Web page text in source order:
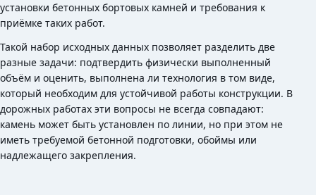
установки бетонных бортовых камней и требования к
приёмке таких работ.
Такой набор исходных данных позволяет разделить две
разные задачи: подтвердить физически выполненный
объём и оценить, выполнена ли технология в том виде,
который необходим для устойчивой работы конструкции. В
дорожных работах эти вопросы не всегда совпадают:
камень может быть установлен по линии, но при этом не
иметь требуемой бетонной подготовки, обоймы или
надлежащего закрепления.